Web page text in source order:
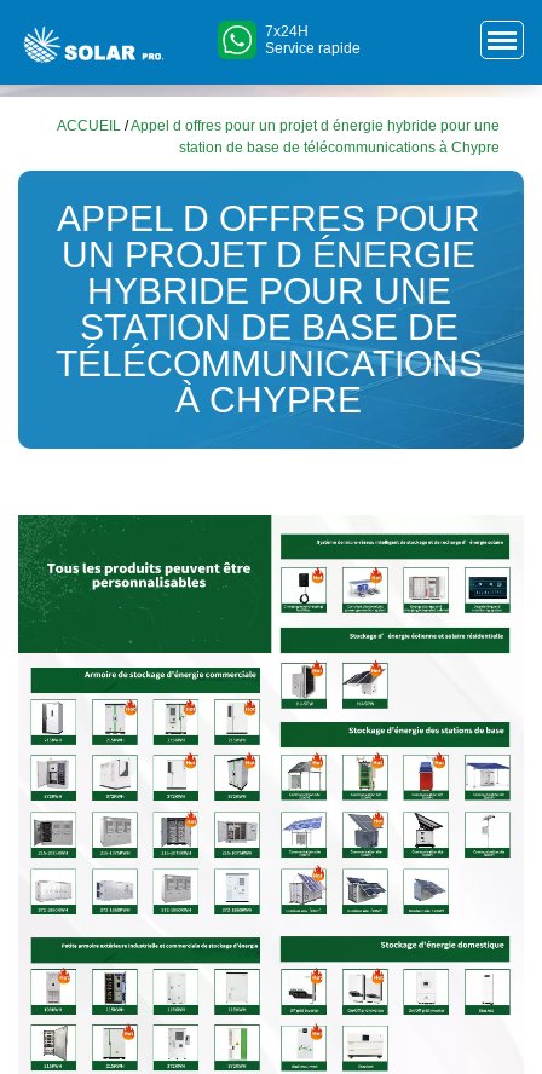
7x24H
Service rapide
ACCUEIL /Appel d offres pour un projet d énergie hybride pour une
station de base de télécommunications à Chypre
APPEL D OFFRES POUR
UN PROJET D ÉNERGIE
HYBRIDE POUR UNE
STATION DE BASE DE
TÉLÉCOMMUNICATIONS
À CHYPRE